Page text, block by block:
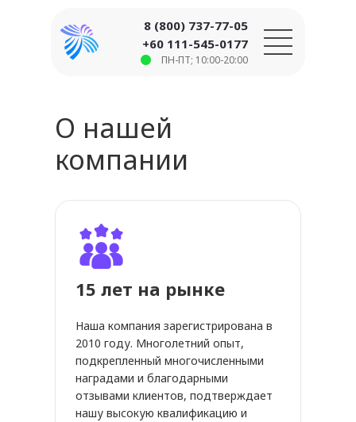
8 (800) 737-77-05
+60 111-545-0177
ПН-ПТ; 10:00-20:00
О нашей
компании
15 лет на рынке
Наша компания зарегистрирована в
2010 году. Многолетний опыт,
подкрепленный многочисленными
наградами и благодарными
отзывами клиентов, подтверждает
нашу высокую квалификацию и